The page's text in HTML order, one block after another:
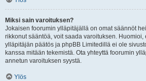
Miksi sain varoituksen?
Jokaisen foorumin ylläpitäjällä on omat säännöt
rikkonut sääntöä, voit saada varoituksen. Huomioi,
ylläpitäjän päätös ja phpBB Limitedillä ei ole
kanssa mitään tekemistä. Ota yhteyttä foorumin
annetun varoituksen syystä.
Ylös